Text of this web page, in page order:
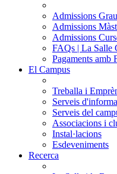
Admissions
Admissions
Admissions
FAQs | La Salle
Pagaments amb
El Campus
Treballa i
Serveis
Serveis del
Associacions i
Instal·lacions
Esdeveniments
Recerca